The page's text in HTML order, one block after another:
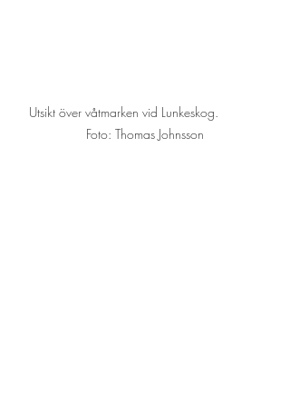
Utsikt över våtmarken vid Lunkeskog.
Foto: Thomas Johnsson